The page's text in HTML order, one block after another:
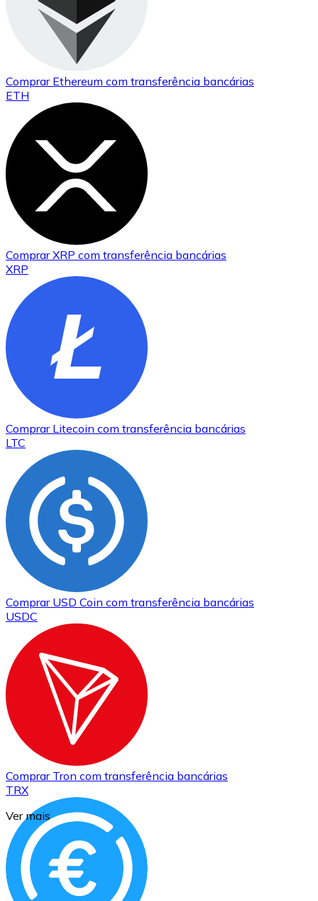
Comprar Ethereum com transferência bancárias
ETH
ComprarXRP com transferência bancárias
XRP
Comprar Litecoin com transferência bancárias
LTC
Comprar USD Coin com transferência bancárias
USDC
Comprar Tron com transferência bancárias
TRX
Ver mais